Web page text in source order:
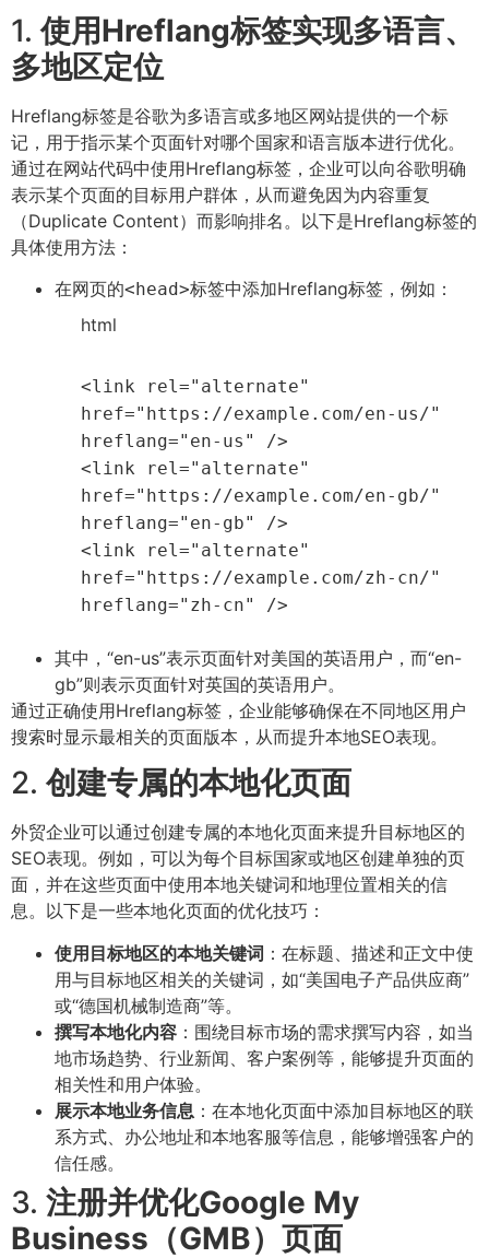
1.使用Hreflang标签实现多语言、
多地区定位
Hreflang标签是谷歌为多语言或多地区网站提供的一个标
记，用于指示某个页面针对哪个国家和语言版本进行优化。
通过在网站代码中使用Hreflang标签，企业可以向谷歌明确
表示某个页面的目标用户群体，从而避免因为内容重复
（Duplicate Content）而影响排名。以下是Hreflang标签的
具体使用方法：
在网页的<head>标签中添加Hreflang标签，例如：
html
<link rel="alternate"
href="https://example.com/en-us/"
hreflang="en-us"
/>
<link rel="alternate"
href="https://example.com/en-gb/"
hreflang="en-gb"
/>
<link rel="alternate"
href="https://example.com/zh-cn/"
hreflang="zh-cn" />
其中，“en-us”表示页面针对美国的英语用户，而“en-
gb”则表示页面针对英国的英语用户。
通过正确使用Hreflang标签，企业能够确保在不同地区用户
搜索时显示最相关的页面版本，从而提升本地SEO表现。
2. 创建专属的本地化页面
外贸企业可以通过创建专属的本地化页面来提升目标地区的
SEO表现。例如，可以为每个目标国家或地区创建单独的页
面，并在这些页面中使用本地关键词和地理位置相关的信
息。以下是一些本地化页面的优化技巧：
使用目标地区的本地关键词 ：在标题、描述和正文中使
用与目标地区相关的关键词，如“美国电子产品供应商”
或“德国机械制造商”等。
撰写本地化内容 ：围绕目标市场的需求撰写内容，如当
地市场趋势、行业新闻、客户案例等，能够提升页面的
相关性和用户体验。
展示本地业务信息 ：在本地化页面中添加目标地区的联
系方式、办公地址和本地客服等信息，能够增强客户的
信任感。
3. 注册并优化Google My
Business（GMB）页面